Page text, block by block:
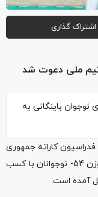
تیم ملی دعوت شد
نوجوان باینگانی به
اشتراک گذاری
کاراته جمهوری
اسلامی ایران از سرکار خانم رضوان رحمانی در وزن 54- نوجوانان با کسب
آمده است.